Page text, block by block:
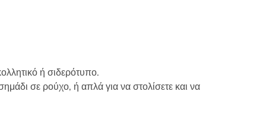
ή σιδερότυπο.
σε ρούχο, ή απλά για να στολίσετε και να